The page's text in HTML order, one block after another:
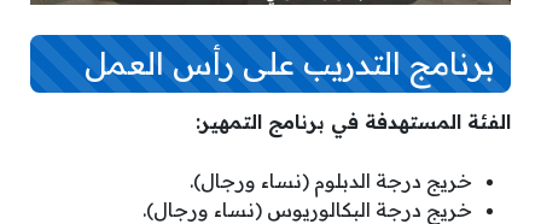
برنامج التدريب على رأس العمل
الفئة المستهدفة في برنامج التمهير:
خريج درجة الدبلوم (نساء ورجال).
خريج درجة البكالوريوس (نساء ورجال).